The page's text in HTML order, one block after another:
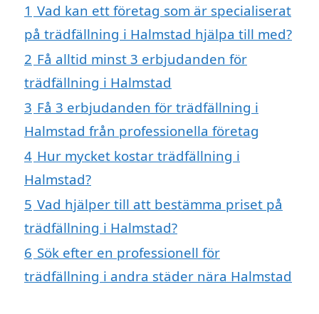
1 Vad kan ett företag som är specialiserat
på trädfällning i Halmstad hjälpa till med?
2 Få alltid minst 3 erbjudanden för
trädfällning i Halmstad
3 Få 3 erbjudanden för trädfällning i
Halmstad från professionella företag
4 Hur mycket kostar trädfällning i
Halmstad?
5 Vad hjälper till att bestämma priset på
trädfällning i Halmstad?
6 Sök efter en professionell för
trädfällning i andra städer nära Halmstad